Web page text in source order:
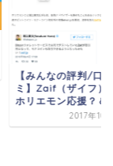
【高騰】2017年8月
イフトークン(ZAIF)
の理由まとめ...
2017年8